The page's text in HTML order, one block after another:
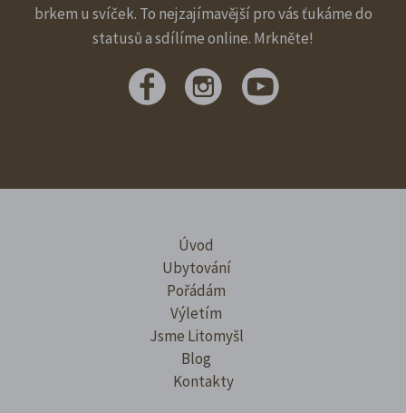
brkem u svíček. To nejzajímavější pro vás ťukáme do
statusů a sdílíme online. Mrkněte!
Úvod
Ubytování
Pořádám
Výletím
Jsme Litomyšl
Blog
Kontakty